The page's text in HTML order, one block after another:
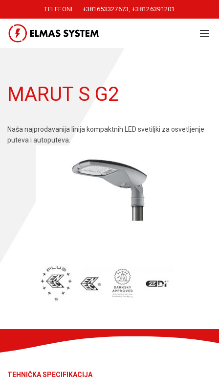
TELEFONI : +381653327673,+38126391201
MARUT S G2
Naša najprodavanija linija kompaktnih LED svetiljki za osvetljenje
puteva i autoputeva.
TEHNIČKA SPECIFIKACIJA